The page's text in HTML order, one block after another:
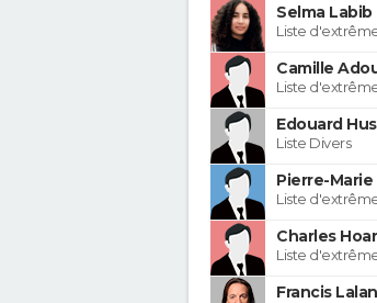
Selma Labib
Liste
Camille
Liste
Edouard
Liste Divers
Pierre-
Liste
Charles
Liste
Francis